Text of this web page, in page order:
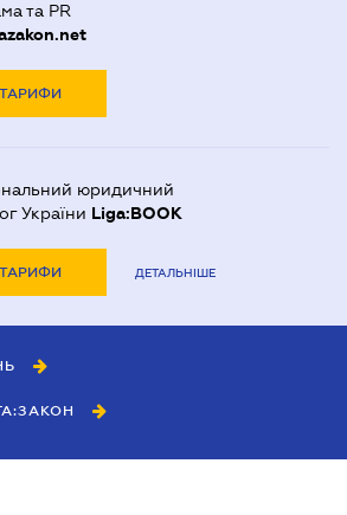
та PR
ТАРИФИ
юридичний
України Liga:BOOK
ТАРИФИ ДЕТАЛЬНІШЕ